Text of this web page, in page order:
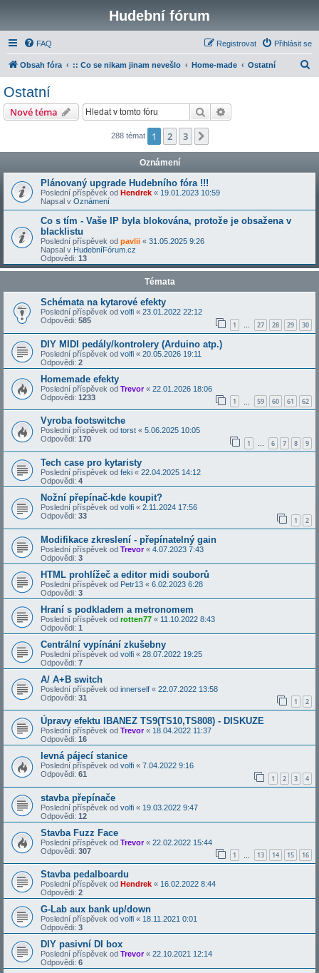
Hudební fórum
FAQ Přihlásit se
Registrovat
Obsah fóra :: Co se nikam jinam nevešlo Home-made Ostatní
Ostatní
Nové téma Hledat
288 témat 1 2 3
Oznámení
Plánovaný upgrade Hudebního fóra !!!
Poslední příspěvek od Hendrek « 19.01.2023 10:59
Napsal v Oznámení
Co s tím - Vaše IP byla blokována, protože je obsažena v
blacklistu
Poslední příspěvek od pavlii « 31.05.2025 9:26
Napsal v HudebníFórum.cz
Odpovědi: 13
Témata
Schémata na kytarové efekty
Poslední příspěvek od volfi « 23.01.2022 22:12
Odpovědi: 585 1 … 27 28 29 30
DIY MIDI pedály/kontrolery (Arduino atp.)
Poslední příspěvek od volfi « 20.05.2026 19:11
Odpovědi: 2
Homemade efekty
Poslední příspěvek od Trevor« 22.01.2026 18:06
Odpovědi: 1233 1 59 60 61 62
Vyroba footswitche
Poslední příspěvek od torst « 5.06.2025 10:05
Odpovědi: 170 1 … 6 7 8 9
Tech case pro kytaristy
Poslední příspěvek od feki « 22.04.2025 14:12
Odpovědi: 4
Nožní přepínač-kde koupit?
Poslední příspěvek od volfi « 2.11.2024 17:56
Odpovědi: 33 1 2
Modifikace zkreslení - přepínatelný gain
Poslední příspěvek od Trevor« 4.07.2023 7:43
Odpovědi: 3
HTML prohlížeč a editor midi souborů
Poslední příspěvek od Petr13 « 6.02.2023 6:28
Odpovědi: 3
Hraní s podkladem a metronomem
Poslední příspěvek od rotten77 « 11.10.2022 8:43
Odpovědi: 1
Centrální vypínání zkušebny
Poslední příspěvek od volfi « 28.07.2022 19:25
Odpovědi: 7
A/ A+B switch
Poslední příspěvek od innerself « 22.07.2022 13:58
Odpovědi: 31 1 2
Úpravy efektu IBANEZ TS9(TS10,TS808) - DISKUZE
Poslední příspěvek od Trevor« 18.04.2022 11:37
Odpovědi: 16
levná pájecí stanice
Poslední příspěvek od volfi « 7.04.2022 9:16
Odpovědi: 61 1 2 3 4
stavba přepínače
Poslední příspěvek od volfi « 19.03.2022 9:47
Odpovědi: 12
Stavba Fuzz Face
Poslední příspěvek od Trevor« 22.02.2022 15:44
Odpovědi: 307 1 13 14 15 16
Stavba pedalboardu
Poslední příspěvek od Hendrek « 16.02.2022 8:44
Odpovědi: 2
G-Lab aux bank up/down
Poslední příspěvek od volfi « 18.11.2021 0:01
Odpovědi: 3
DIY pasivní DI box
Poslední příspěvek od Trevor« 22.10.2021 12:14
Odpovědi: 6